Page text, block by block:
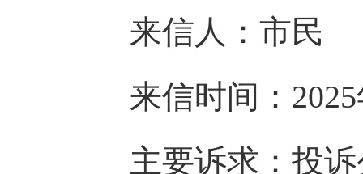
来信人：市民
来信时间：2025
主要诉求：投诉